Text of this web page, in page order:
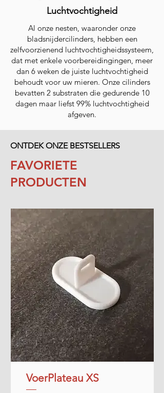
Luchtvochtigheid
Al onze nesten, waaronder onze
bladsnijdercilinders, hebben een
zelfvoorzienend luchtvochtigheidssysteem,
dat met enkele voorbereidingingen, meer
dan 6 weken de juiste luchtvochtigheid
behoudt voor uw mieren. Onze cilinders
bevatten 2 substraten die gedurende 10
dagen maar liefst 99% luchtvochtigheid
afgeven.
ONTDEK ONZE BESTSELLERS
FAVORIETE
PRODUCTEN
VoerPlateau XS